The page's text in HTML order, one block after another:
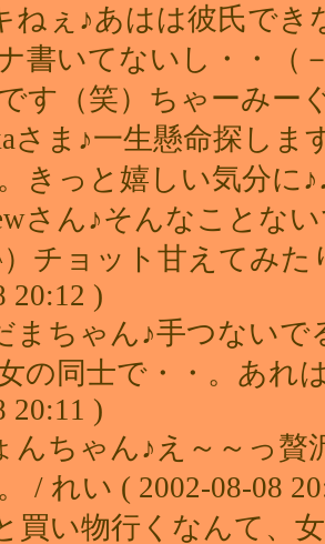
ねぇ♪あはは彼氏でき
書いてないし・・（
す（笑）ちゃーみー
さま♪一生懸命探し
きっと嬉しい気分に
さん♪そんなことな
）チョット甘えてみ
20:12 )
まちゃん♪手つないで
の同士で・・。あれ
20:11 )
んちゃん♪え～～っ贅
/ れい ( 2002-08-08
買い物行くなんて、